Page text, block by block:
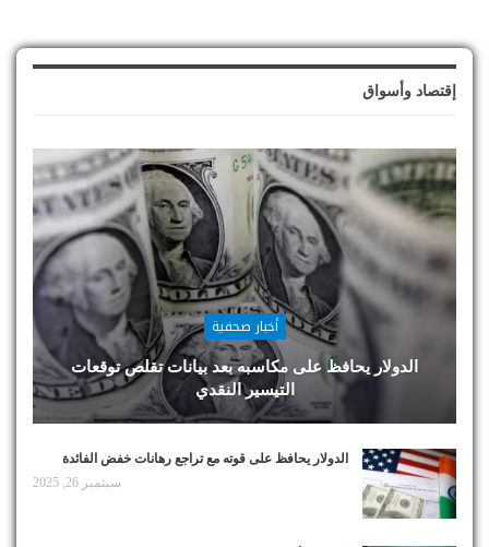
إقتصاد وأسواق
أخبار صحفية
الدولار يحافظ على مكاسبه بعد بيانات تقلص توقعات
التيسير النقدي
الدولار يحافظ على قوته مع تراجع رهانات خفض الفائدة
سبتمبر 26, 2025